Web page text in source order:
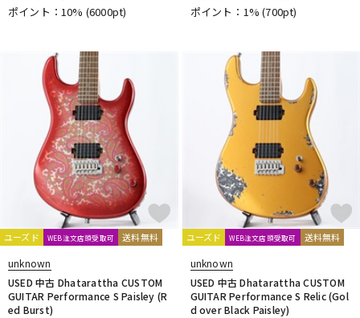
配信/ライブ機器 楽器アクセサリ
中古 ヴィンテージ
ポイント：10% (6000pt) ポイント：1%(700pt)
ユーズド WEB注文店頭受取可 送料無料
unknown
USED 中古 Dhatarattha CUSTOM
GUITAR Performance S Paisley (R
ed Burst)
ユーズド WEB注文店頭受取可 送料無料
unknown
USED 中古 Dhatarattha CUSTOM
GUITAR Performance S Relic (Gol
d over Black Paisley)